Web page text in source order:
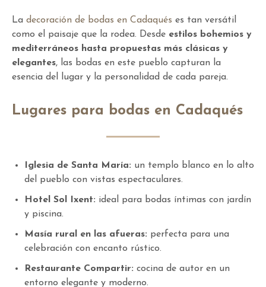
La decoración de bodas en Cadaqués es tan versátil
como el paisaje que la rodea. Desde estilos bohemios y
mediterráneos hasta propuestas más clásicas y
elegantes, las bodas en este pueblo capturan la
esencia del lugar y la personalidad de cada pareja.
Lugares para bodas en Cadaqués
Iglesia de Santa María: un templo blanco en lo alto
del pueblo con vistas espectaculares.
Hotel Sol Ixent: ideal para bodas íntimas con jardín
y piscina.
Masía rural en las afueras: perfecta para una
celebración con encanto rústico.
Restaurante Compartir: cocina de autor en un
entorno elegante y moderno.